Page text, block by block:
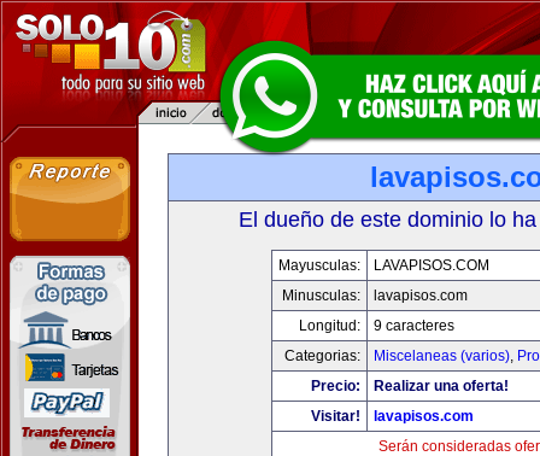
El dueño de este dominio lo
Mayusculas:
LAVAPISOS.COM
Minusculas:
lavapisos.com
Longitud:
9 caracteres
Categorias:
Miscelaneas (varios),
Precio:
Realizar una oferta!
Visitar!
lavapisos.com
Serán consideradas